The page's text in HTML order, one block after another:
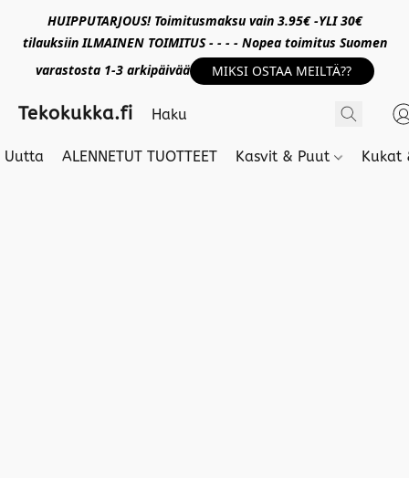
HUIPPUTARJOUS! Toimitusmaksu vain 3.95€ -YLI 30€
tilauksiin ILMAINEN TOIMITUS - - - - Nopea toimitus Suomen
varastosta 1-3 arkipäivää
MIKSI OSTAA MEILTÄ??
Tekokukka.fi
Uutta ALENNETUT TUOTTEET Kasvit & Puut Kukat